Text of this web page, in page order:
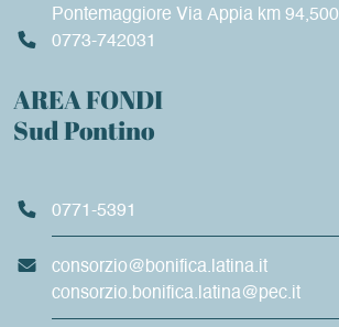
Pontemaggiore Via Appia km 94,500
0773-742031
AREA FONDI
Sud Pontino
0771-5391
consorzio@bonifica.latina.it
consorzio.bonifica.latina@pec.it